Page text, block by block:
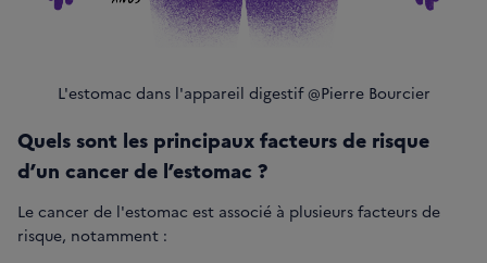
L'estomac dans l'appareil digestif @Pierre Bourcier
Quels sont les principaux facteurs de risque
d’un cancer de l’estomac ?
Le cancer de l'estomac est associé à plusieurs facteurs de
risque, notamment :